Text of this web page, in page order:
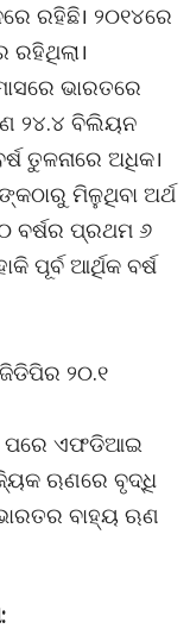
ରହିଛି। ୨୦୧୪ରେ
ଭାରତରେ
୨୪.୪ ବିଲିୟନ
ତୁଳନାରେ ଅଧିକ।
ମିଳୁଥିବା ଅର୍ଥ
ବର୍ଷର ପ୍ରଥମ ୬
ପୂର୍ବ ଆର୍ଥିକ ବର୍ଷ
୨୦.୧
ପରେ ଏଫଡିଆଇ
ଋଣରେ ବୃଦ୍ଧି
ବାହ୍ୟ ଋଣ